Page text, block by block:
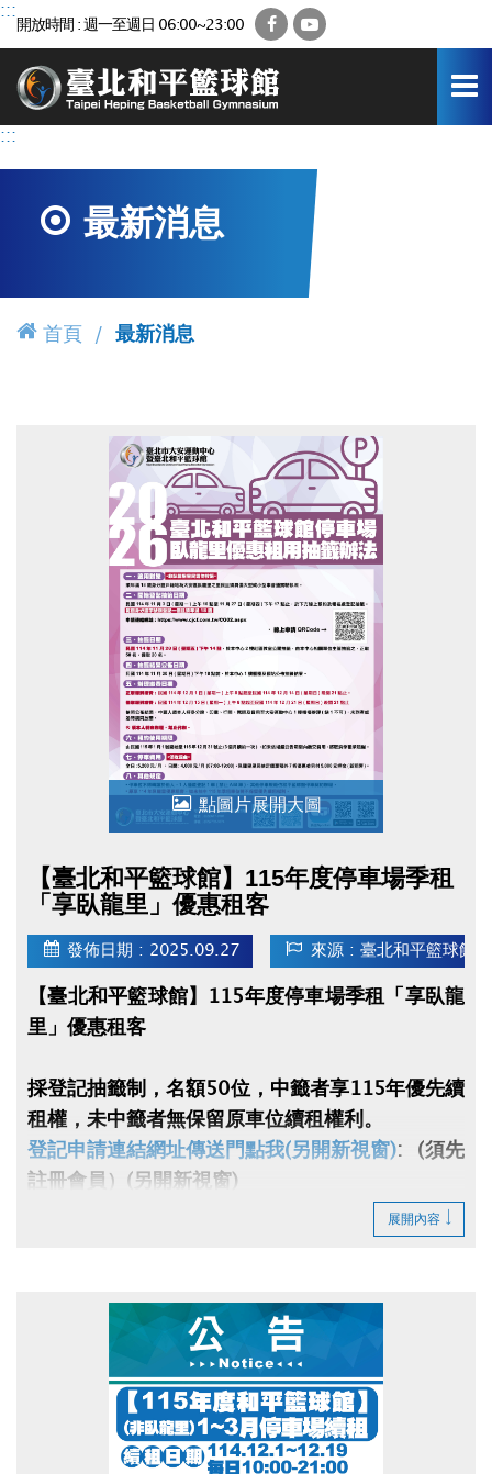
跳
容
:::
開放時間 : 週一至週日 06:00~23:00 FacebookYouTube
:::
最新消息
首頁 最新消息
點圖片展開大圖
【臺北和平籃球館】115年度停車場季租
「享臥龍里」優惠租客
發佈日期 : 2025.09.27 來源 : 臺北和平籃球館
【臺北和平籃球館】115年度停車場季租「享臥龍
里」優惠租客
採登記抽籤制，名額50位，中籤者享115年優先續
租權，未中籤者無保留原車位續租權利。
登記申請連結網址傳送門點我(另開新視窗): (須先
註冊會員）(另開新視窗)
登記時間：114/11/3（一）10:00至
21:00至大安運動中心一樓櫃台辦理。
中籤者不得轉讓給他人，且須本人持身分證、印
章、行照、駕照、押金、費用
(僅收現金)辦理（缺一不可），如中籤者戶籍地非
在臥龍里視同放棄。
戶籍地非臥龍里請勿投籤，投籤時請自行審核自身
展開內容